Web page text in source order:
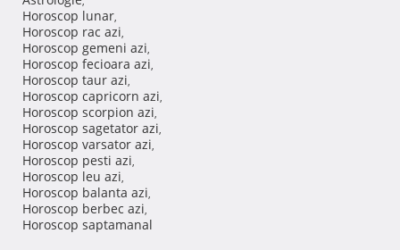
Horoscop lunar,
Horoscop rac azi,
Horoscop gemeni azi,
Horoscop fecioara azi,
Horoscop taur azi,
Horoscop capricorn azi,
Horoscop scorpion azi,
Horoscop sagetator azi,
Horoscop varsator azi,
Horoscop pesti azi,
Horoscop leu azi,
Horoscop balanta azi,
Horoscop berbec azi,
Horoscop saptamanal